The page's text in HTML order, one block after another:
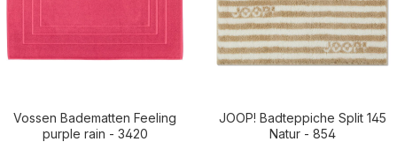
Vossen Badematten Feeling
purple rain - 3420
JOOP! Badteppiche Split 145
Natur - 854